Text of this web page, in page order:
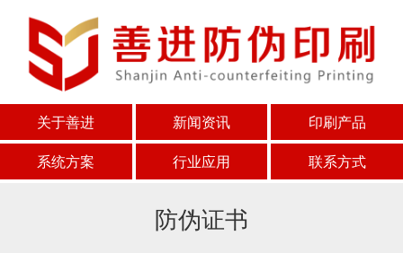
关于善进 新闻资讯
印刷产品
系统方案
行业应用 联系方式
防伪证书